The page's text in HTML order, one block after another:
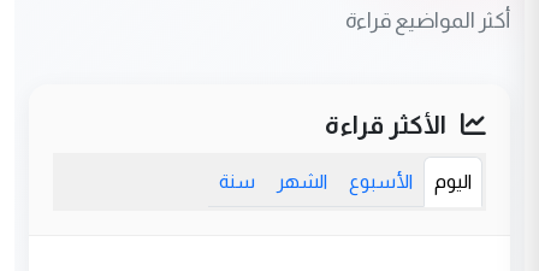
أكثر المواضيع قراءة
الأكثر قراءة
اليوم الأسبوع الشهر سنة